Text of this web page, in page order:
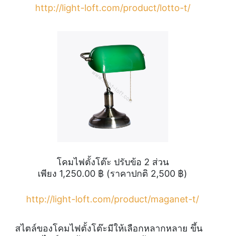
http://light-loft.com/product/lotto-t/
โคมไฟตั้งโต๊ะ ปรับข้อ 2 ส่วน
เพียง 1,250.00 ฿ (ราคาปกติ 2,500 ฿)
http://light-loft.com/product/maganet-t/
สไตล์ของโคมไฟตั้งโต๊ะมีให้เลือกหลากหลาย ขึ้น